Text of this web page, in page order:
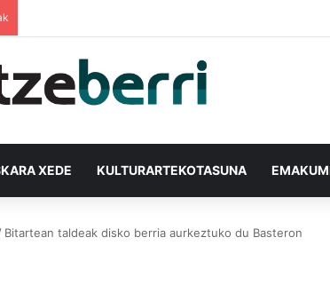
XEDE KULTURARTEKOTASUNA
Bitartean taldeak disko berria aurkeztuko du Basteron